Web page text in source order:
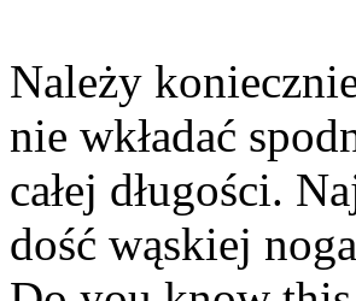
Należy
nie wkładać
całej długości.
dość wąskiej